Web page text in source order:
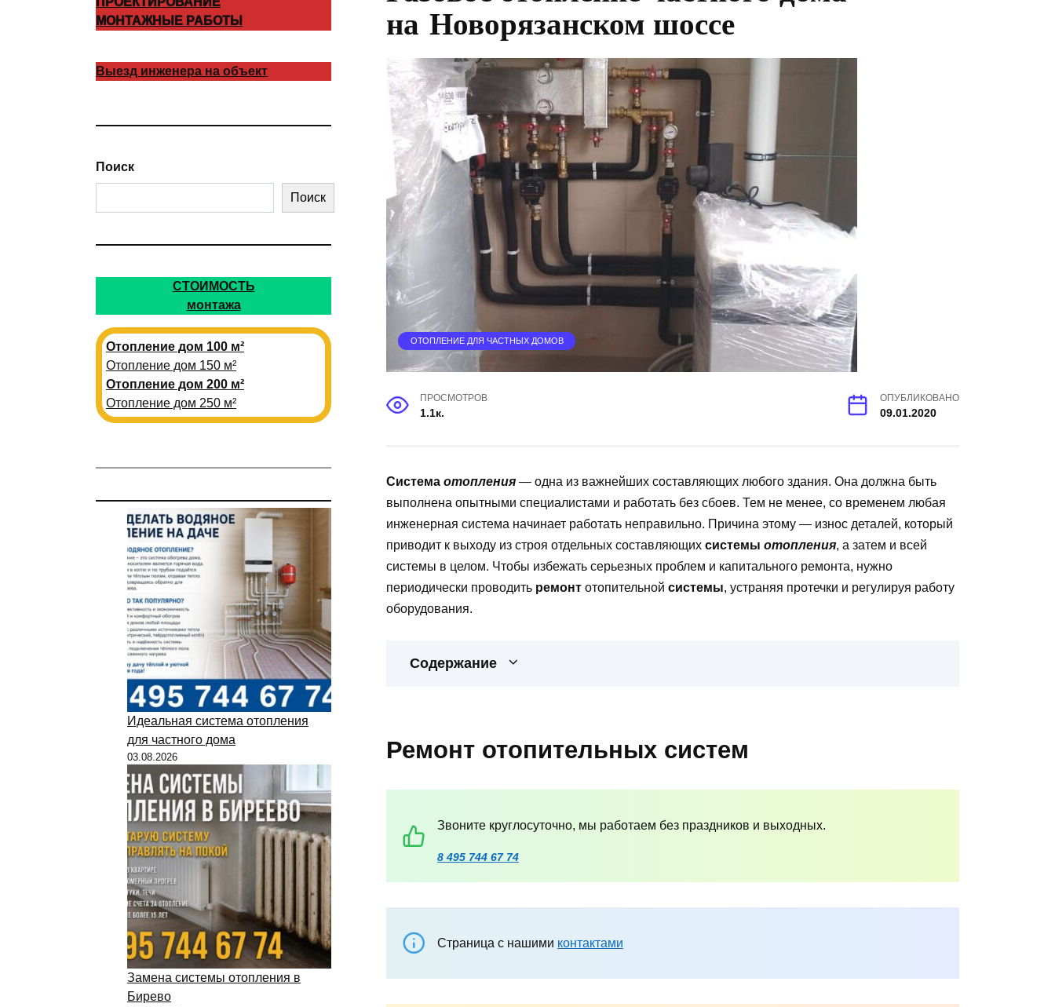
на Новорязанском шоссе
ОТОПЛЕНИЕ ДЛЯ ЧАСТНЫХ ДОМОВ
ПРОСМОТРОВ
1.1к.
ОПУБЛИКОВАНО
09.01.2020
Система отопления — одна из важнейших составляющих любого здания. Она должна быть
выполнена опытными специалистами и работать без сбоев. Тем не менее, со временем любая
инженерная система начинает работать неправильно. Причина этому — износ деталей, который
приводит к выходу из строя отдельных составляющих системы отопления, а затем и всей
системы в целом. Чтобы избежать серьезных проблем и капитального ремонта, нужно
периодически проводить ремонт отопительной системы, устраняя протечки и регулируя работу
оборудования.
Содержание
Ремонт отопительных систем
Звоните круглосуточно, мы работаем без праздников и выходных.
8 495 744 67 74
Страница с нашими контактами
МОНТАЖНЫЕ РАБОТЫ
Выезд инженера на объект
Поиск
Поиск
СТОИМОСТЬ
монтажа
Отопление дом 100 м²
Отопление дом 150 м²
Отопление дом 200 м²
Отопление дом 250 м²
Идеальная система отопления
для частного дома
03.08.2026
Замена системы отопления в
Бирево